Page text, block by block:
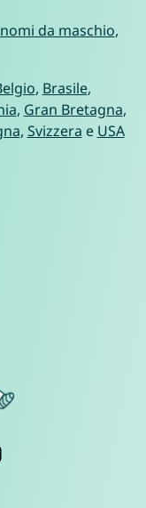
nomi da maschio,
, Brasile,
, Gran Bretagna,
, Svizzera e USA